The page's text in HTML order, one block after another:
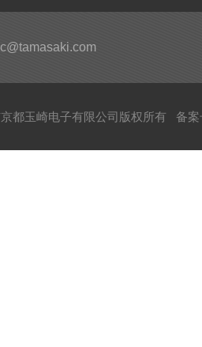
都玉崎电子有限公司版权所有 备案